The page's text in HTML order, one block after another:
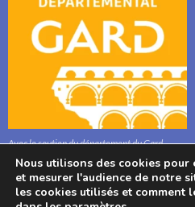
Avec le soutien du département du Gard
Nous utilisons des cookies
et mesurer l'audience de notre
les cookies utilisés et comment